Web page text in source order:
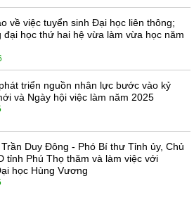
về việc tuyển sinh Đại học liên thông;
đại học thứ hai hệ vừa làm vừa học năm
triển nguồn nhân lực bước vào kỷ
và Ngày hội việc làm năm 2025
Duy Đông - Phó Bí thư Tỉnh ủy, Chủ
tỉnh Phú Thọ thăm và làm việc với
học Hùng Vương